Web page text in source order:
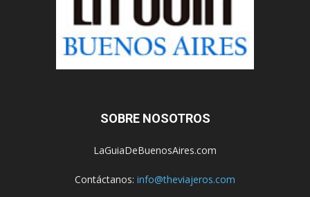
SOBRE NOSOTROS
LaGuiaDeBuenosAires.com
Contáctanos: info@theviajeros.com